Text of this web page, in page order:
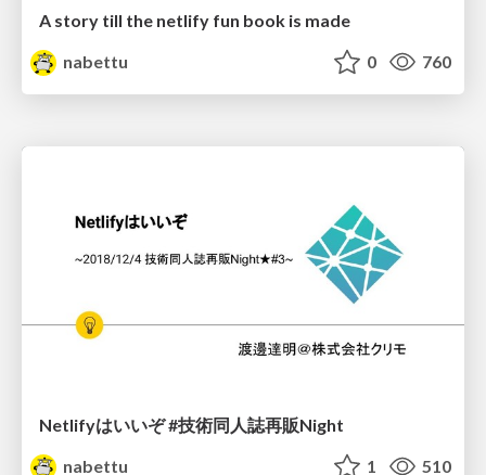
A story till the netlify fun book is made
nabettu
0 760
Netlifyはいいぞ #技術同人誌再販Night
nabettu
1 510